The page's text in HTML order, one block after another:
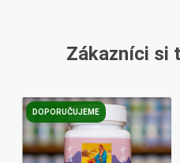
Zákazníci si
DOPORUČUJEME